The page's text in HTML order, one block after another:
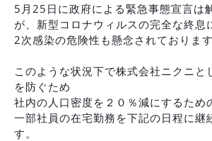
5月25日に政府による緊急事態宣言は
が、新型コロナウィルスの完全な終息
2次感染の危険性も懸念されております
このような状況下で株式会社ニクニと
を防ぐため
社内の人口密度を２０％減にするため
一部社員の在宅勤務を下記の日程に継
す。